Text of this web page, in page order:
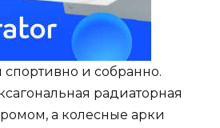
спортивно и собранно.
радиаторная
а колесные арки